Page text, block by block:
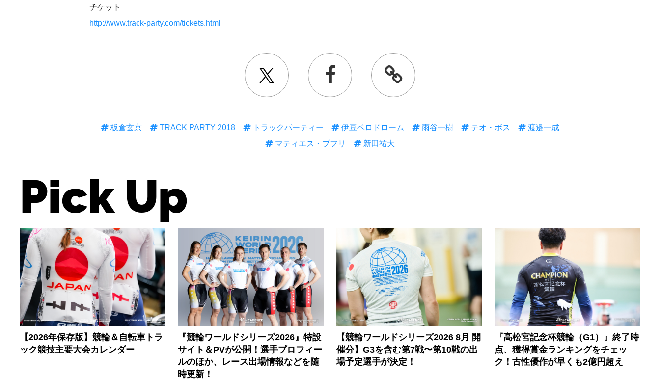
チケット
http://www.track-party.com/tickets.html
板倉玄京 TRACK PARTY 2018 トラックパーティー 伊豆ベロドローム 雨谷一樹 テオ・ボス
渡邉一成
マティエス・ブフリ
新田祐大
Pick Up
【2026年保存版】競輪＆自転車トラ
ック競技主要大会カレンダー
『競輪ワールドシリーズ2026』特設
サイト＆PVが公開！選手プロフィー
ルのほか、レース出場情報などを随
時更新！
【競輪ワールドシリーズ2026 8月 開
催分】G3を含む第7戦〜第10戦の出
場予定選手が決定！
『高松宮記念杯競輪（G1）』終了時
点、獲得賞金ランキングをチェッ
ク！古性優作が早くも2億円超え